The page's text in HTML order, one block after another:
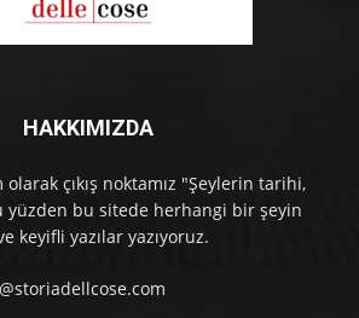
HAKKIMIZDA
çıkış noktamız "Şeylerin tarihi,
yüzden bu sitede herhangi bir şeyin
keyifli yazılar yazıyoruz.